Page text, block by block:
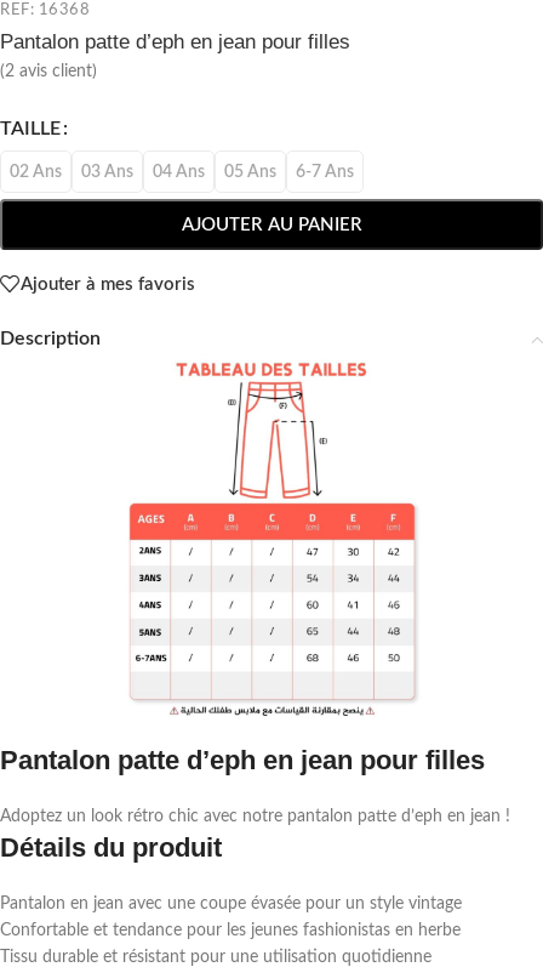
REF: 16368
Pantalon patte d’eph en jean pour filles
(2 avis client)
TAILLE
02 Ans 03 Ans 04 Ans 05 Ans 6-7 Ans
AJOUTER AU PANIER
Ajouter à mes favoris
Description
Pantalon patte d’eph en jean pour filles
Adoptez un look rétro chic avec notre pantalon patte d’eph en jean !
Détails du produit
Pantalon en jean avec une coupe évasée pour un style vintage
Confortable et tendance pour les jeunes fashionistas en herbe
Tissu durable et résistant pour une utilisation quotidienne